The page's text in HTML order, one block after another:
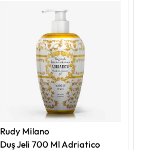
Rudy Milano
Duş Jeli 700 Ml Adriatico